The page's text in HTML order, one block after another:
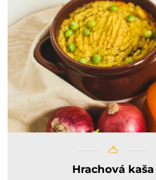
Hrachová kaša